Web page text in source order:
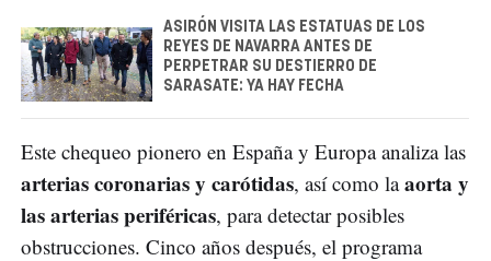
ASIRÓN VISITA LAS ESTATUAS DE LOS
REYES DE NAVARRA ANTES DE
PERPETRAR SU DESTIERRO DE
SARASATE: YA HAY FECHA
Este chequeo pionero en España y Europa analiza las
arterias coronarias y carótidas, así como laaorta y
las arterias periféricas, para detectar posibles
obstrucciones. Cinco años después, el programa